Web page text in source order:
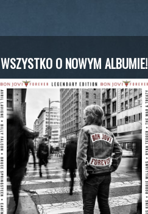
WSZYSTKO O NOWYM ALBUMIE!